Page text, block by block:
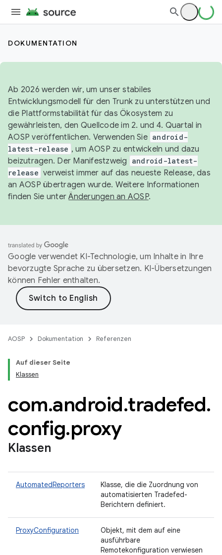
DOKUMENTATION
Ab 2026 werden wir, um unser stabiles
Entwicklungsmodell für den Trunk zu unterstützen und
die Plattformstabilität für das Ökosystem zu
gewährleisten, den Quellcode im 2. und 4. Quartal in
AOSP veröffentlichen. Verwenden Sie android-
latest-release , um AOSP zu entwickeln und dazu
beizutragen. Der Manifestzweig
android-latest-
release verweist immer auf das neueste Release, das
an AOSP übertragen wurde. Weitere Informationen
finden Sie unterÄnderungen an AOSP.
Google verwendet KI-Technologie, um Inhalte in Ihre
bevorzugte Sprache zu übersetzen. KI-Übersetzungen
können Fehler enthalten.
AOSP Dokumentation Referenzen
Auf dieser Seite
Klassen
com.android.tradefed.
config.proxy
Klassen
AutomatedReporters
Klasse, die die Zuordnung von
automatisierten Tradefed-
Berichtern definiert.
ProxyConfiguration
Objekt, mit dem auf eine
ausführbare
Remotekonfiguration verwiesen